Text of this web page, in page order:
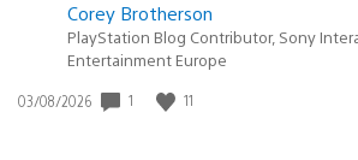
Corey Brotherson
PlayStation Blog Contributor, Sony
Entertainment Europe
Date
03/08/2026 1 11